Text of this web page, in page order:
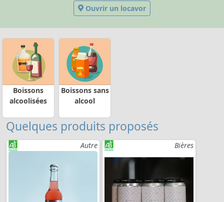
Ouvrir un locavor
Boissons
alcoolisées
Boissons sans
alcool
Quelques produits proposés
Autre Bières